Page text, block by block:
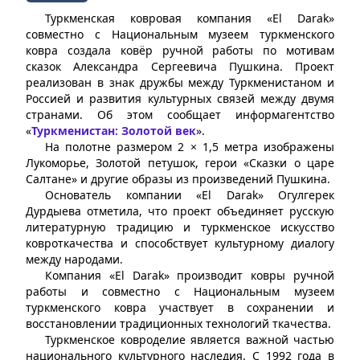
Туркменская ковровая компания «El Darak»
совместно с Национальным музеем туркменского
ковра создала ковёр ручной работы по мотивам
сказок Александра Сергеевича Пушкина. Проект
реализован в знак дружбы между Туркменистаном и
Россией и развития культурных связей между двумя
странами. Об этом сообщает информагентство
«Туркменистан: Золотой век».
На полотне размером 2 × 1,5 метра изображены
Лукоморье, Золотой петушок, герои «Сказки о царе
Салтане» и другие образы из произведений Пушкина.
Основатель компании «El Darak» Огулгерек
Дурдыева отметила, что проект объединяет русскую
литературную традицию и туркменское искусство
ковроткачества и способствует культурному диалогу
между народами.
Компания «El Darak» производит ковры ручной
работы и совместно с Национальным музеем
туркменского ковра участвует в сохранении и
восстановлении традиционных технологий ткачества.
Туркменское ковроделие является важной частью
национального культурного наследия. С 1992 года в